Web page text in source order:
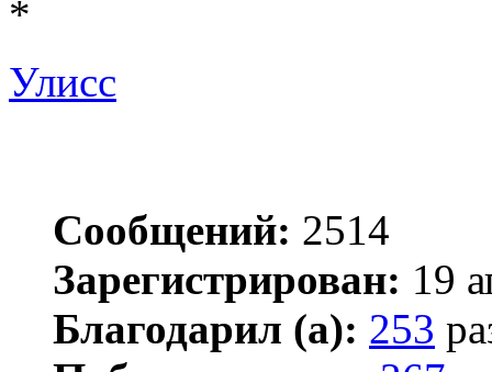
*
Улисс
Сообщений: 2514
Зарегистрирован: 19
Благодарил (а): 253